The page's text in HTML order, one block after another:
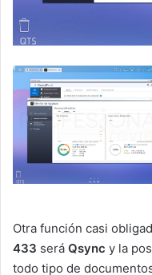
Otra función casi
433 será Qsync y la
todo tipo de